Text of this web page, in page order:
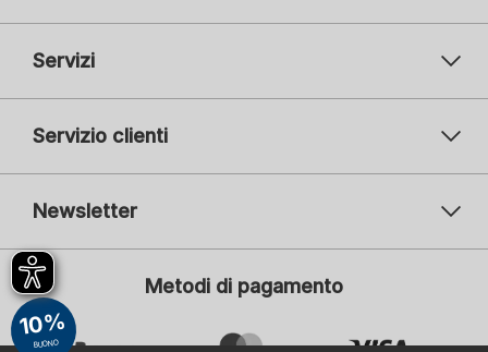
Servizi
Servizio clienti
Newsletter
Il vostro indirizzo e-mail
Iscrizione
Mi interessa:
Metodi di pagamento
10%
BUONO